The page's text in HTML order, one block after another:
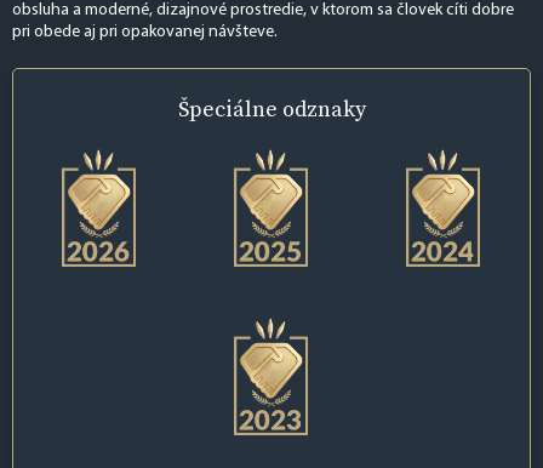
obsluha a moderné, dizajnové prostredie, v ktorom sa človek cíti dobre
pri obede aj pri opakovanej návšteve.
Špeciálne odznaky